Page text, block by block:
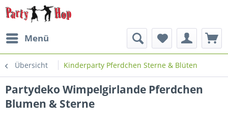
Menü
Übersicht Kinderparty Pferdchen Sterne & Blüten
Partydeko Wimpelgirlande Pferdchen
Blumen & Sterne